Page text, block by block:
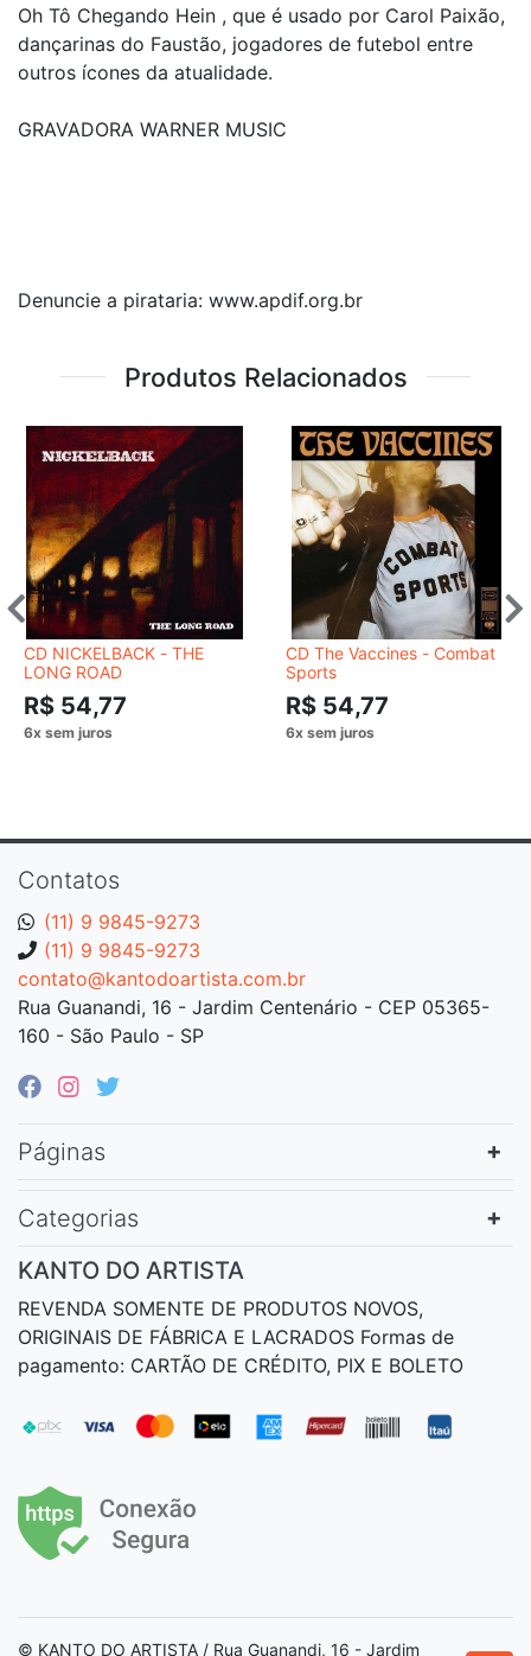
Oh Tô Chegando Hein , que é usado por Carol Paixão,
dançarinas do Faustão, jogadores de futebol entre
outros ícones da atualidade.
GRAVADORA WARNER MUSIC
Denuncie a pirataria: www.apdif.org.br
Produtos Relacionados
CD NICKELBACK - THE
LONG ROAD
R$ 54,77
CD The Vaccines - Combat
Sports
R$ 54,77
Contatos
(11) 9 9845-9273
(11) 9 9845-9273
contato@kantodoartista.com.br
Rua Guanandi, 16 - Jardim Centenário - CEP 05365-
160 - São Paulo - SP
Páginas
Categorias
KANTO DO ARTISTA
REVENDA SOMENTE DE PRODUTOS NOVOS,
ORIGINAIS DE FÁBRICA E LACRADOS Formas de
pagamento: CARTÃO DE CRÉDITO, PIX E BOLETO
© KANTO DO ARTISTA / Rua Guanandi, 16 - Jardim